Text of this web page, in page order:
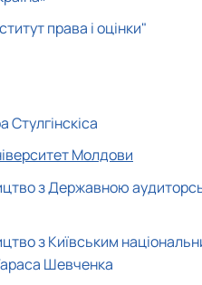
права і оцінки"
Стулгінскіса
Молдови
з Державною
з Київським
Шевченка